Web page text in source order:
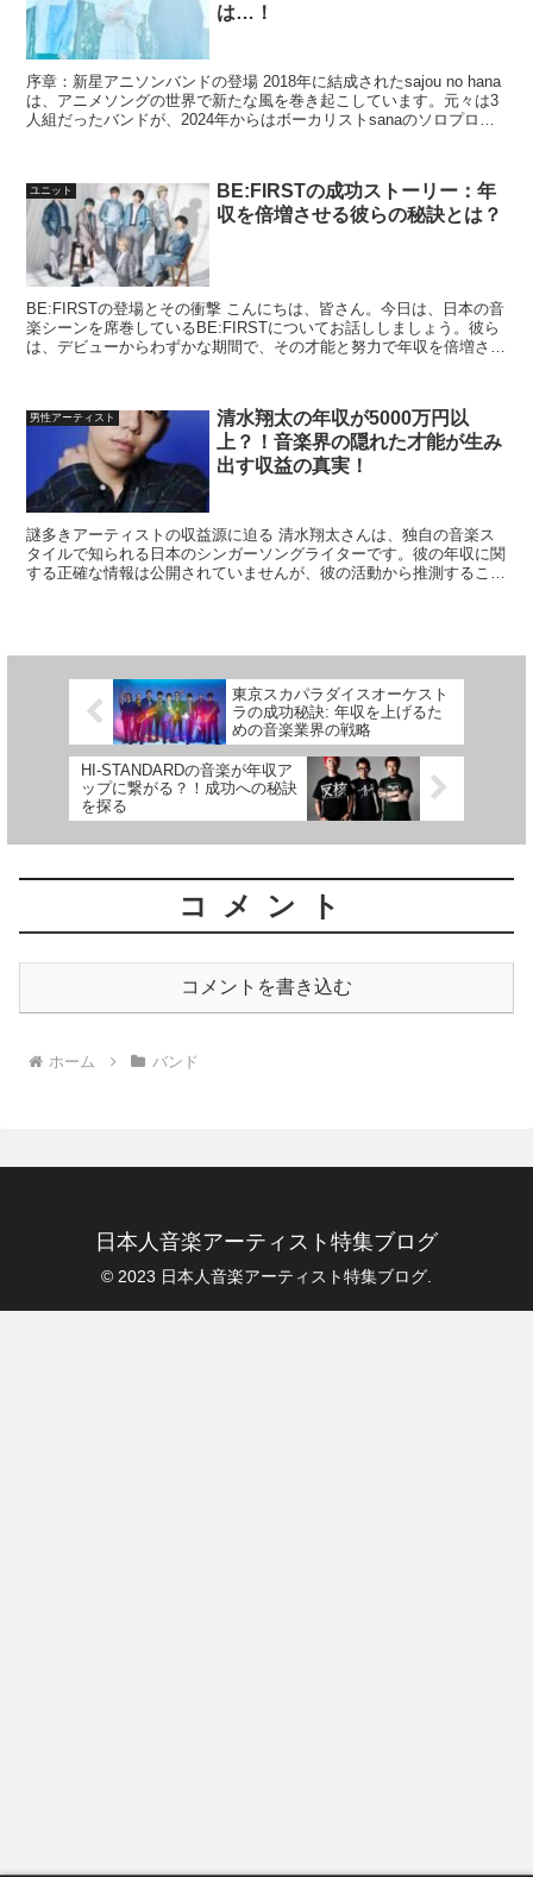
は…！
序章：新星アニソンバンドの登場 2018年に結成されたsajou no hana
は、アニメソングの世界で新たな風を巻き起こしています。元々は3
人組だったバンドが、2024年からはボーカリストsanaのソロプロジ
ユニット
BE:FIRSTの成功ストーリー：年
収を倍増させる彼らの秘訣とは？
BE:FIRSTの登場とその衝撃 こんにちは、皆さん。今日は、日本の音
楽シーンを席巻しているBE:FIRSTについてお話ししましょう。彼ら
は、デビューからわずかな期間で、その才能と努力で年収を倍増させ
男性アーティスト
清水翔太の年収が5000万円以
上？！音楽界の隠れた才能が生み
出す収益の真実！
謎多きアーティストの収益源に迫る 清水翔太さんは、独自の音楽ス
タイルで知られる日本のシンガーソングライターです。彼の年収に関
する正確な情報は公開されていませんが、彼の活動から推測すること
東京スカパラダイスオーケスト
ラの成功秘訣: 年収を上げるた
めの音楽業界の戦略
HI-STANDARDの音楽が年収ア
ップに繋がる？！成功への秘訣
を探る
コメント
コメントを書き込む
ホーム バンド
日本人音楽アーティスト特集ブログ
© 2023 日本人音楽アーティスト特集ブログ.